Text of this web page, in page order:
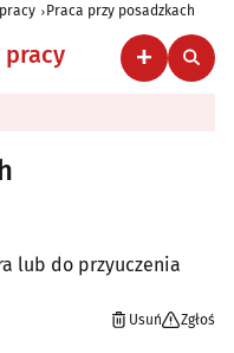
Praca przy posadzkach
pracy
lub do przyuczenia
Usuń Zgłoś